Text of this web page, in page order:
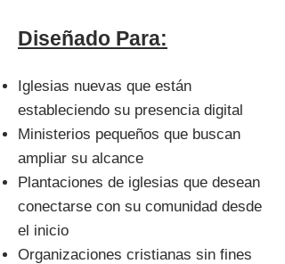
Diseñado Para:
Iglesias nuevas que están
estableciendo su presencia digital
Ministerios pequeños que buscan
ampliar su alcance
Plantaciones de iglesias que desean
conectarse con su comunidad desde
el inicio
Organizaciones cristianas sin fines